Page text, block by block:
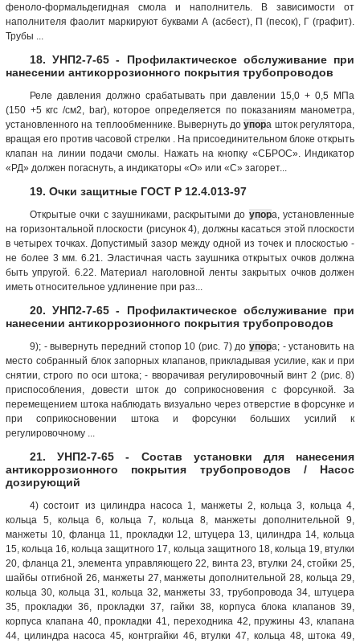
феноло-формальдегидная смола и наполнитель. В зависимости от
наполнителя фаолит маркируют буквами А (асбест), П (песок), Г (графит).
Трубы ...
18. УНП2-7-65 - Профилактическое обслуживание при
нанесении антикоррозионного покрытия трубопроводов
Реле давления должно срабатывать при давлении 15,0 + 0,5 МПа
(150 +5 кгс /см2, bar), которое определяется по показаниям манометра,
установленного на теплообменнике. Вывернуть доупора шток регулятора,
вращая его против часовой стрелки . На присоединительном блоке открыть
клапан на линии подачи смолы. Нажать на кнопку «СБРОС». Индикатор
«РД» должен погаснуть, а индикаторы «О» или «С» загорет...
19. Очки защитные ГОСТ Р 12.4.013-97
Открытые очки с заушниками, раскрытыми до упора, установленные
на горизонтальной плоскости (рисунок 4), должны касаться этой плоскости
в четырех точках. Допустимый зазор между одной из точек и плоскостью -
не более 3 мм. 6.21. Эластичная часть заушника открытых очков должна
быть упругой. 6.22. Материал наголовной ленты закрытых очков должен
иметь относительное удлинение при раз...
20. УНП2-7-65 - Профилактическое обслуживание при
нанесении антикоррозионного покрытия трубопроводов
9); - вывернуть передний стопор 10 (рис. 7) до упора; - установить на
место собранный блок запорных клапанов, прикладывая усилие, как и при
снятии, строго по оси штока; - вворачивая регулировочный винт 2 (рис. 8)
приспособления, довести шток до соприкосновения с форсункой. За
перемещением штока наблюдать визуально через отверстие в форсунке и
при соприкосновении штока и форсунки больших усилий к
регулировочному ...
21. УНП2-7-65 - Состав установки для нанесения
антикоррозионного покрытия трубопроводов / Насос
дозирующий
4) состоит из цилиндра насоса 1, манжеты 2, кольца 3, кольца 4,
кольца 5, кольца 6, кольца 7, кольца 8, манжеты дополнительной 9,
манжеты 10, фланца 11, прокладки 12, штуцера 13, цилиндра 14, кольца
15, кольца 16, кольца защитного 17, кольца защитного 18, кольца 19, втулки
20, фланца 21, элемента управляющего 22, винта 23, втулки 24, стойки 25,
шайбы отгибной 26, манжеты 27, манжеты дополнительной 28, кольца 29,
кольца 30, кольца 31, кольца 32, манжеты 33, трубопровода 34, штуцера
35, прокладки 36, прокладки 37, гайки 38, корпуса блока клапанов 39,
корпуса клапана 40, прокладки 41, переходника 42, пружины 43, клапана
44, цилиндра насоса 45, контргайки 46, втулки 47, кольца 48, штока 49,